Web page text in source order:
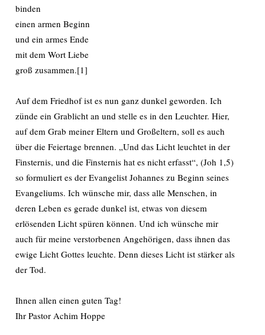
binden
einen armen Beginn
und ein armes Ende
mit dem Wort Liebe
groß zusammen.[1]
Auf dem Friedhof ist es nun ganz dunkel geworden. Ich
zünde ein Grablicht an und stelle es in den Leuchter. Hier,
auf dem Grab meiner Eltern und Großeltern, soll es auch
über die Feiertage brennen. „Und das Licht leuchtet in der
Finsternis, und die Finsternis hat es nicht erfasst“, (Joh 1,5)
so formuliert es der Evangelist Johannes zu Beginn seines
Evangeliums. Ich wünsche mir, dass alle Menschen, in
deren Leben es gerade dunkel ist, etwas von diesem
erlösenden Licht spüren können. Und ich wünsche mir
auch für meine verstorbenen Angehörigen, dass ihnen das
ewige Licht Gottes leuchte. Denn dieses Licht ist stärker als
der Tod.
Ihnen allen einen guten Tag!
Ihr Pastor Achim Hoppe